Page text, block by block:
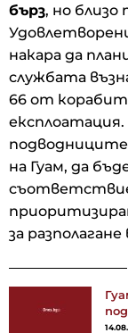
бърз, но близо
накара да
службата
66 от
подводниците
на Гуам, да
за